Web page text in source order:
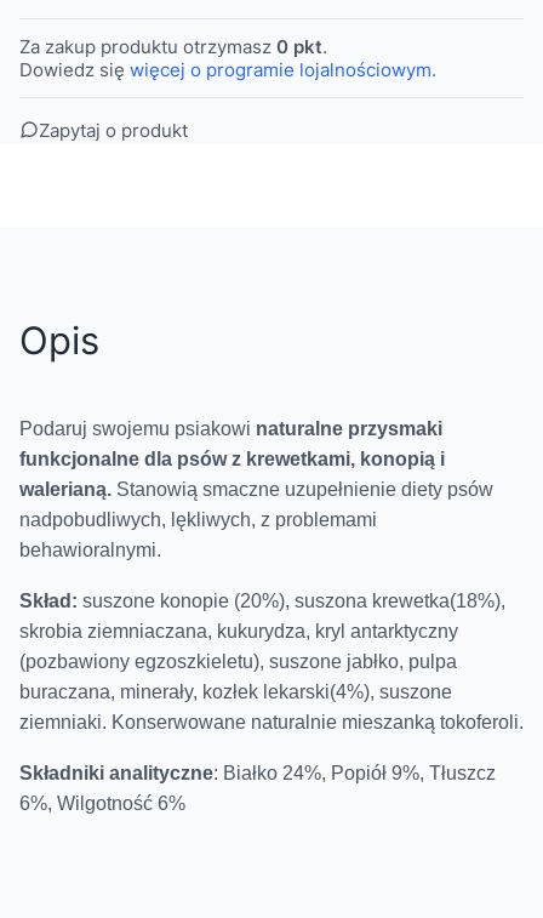
Za zakup produktu otrzymasz 0 pkt.
Dowiedz się więcej o programie lojalnościowym.
Zapytaj o produkt
Opis
Podaruj swojemu psiakowi naturalne przysmaki
funkcjonalne dla psów z krewetkami, konopią i
walerianą. Stanowią smaczne uzupełnienie diety psów
nadpobudliwych, lękliwych, z problemami
behawioralnymi.
Skład: suszone konopie (20%), suszona krewetka(18%),
skrobia ziemniaczana, kukurydza, kryl antarktyczny
(pozbawiony egzoszkieletu), suszone jabłko, pulpa
buraczana, minerały, kozłek lekarski(4%), suszone
ziemniaki. Konserwowane naturalnie mieszanką tokoferoli.
Składniki analityczne: Białko 24%, Popiół 9%, Tłuszcz
6%, Wilgotność 6%